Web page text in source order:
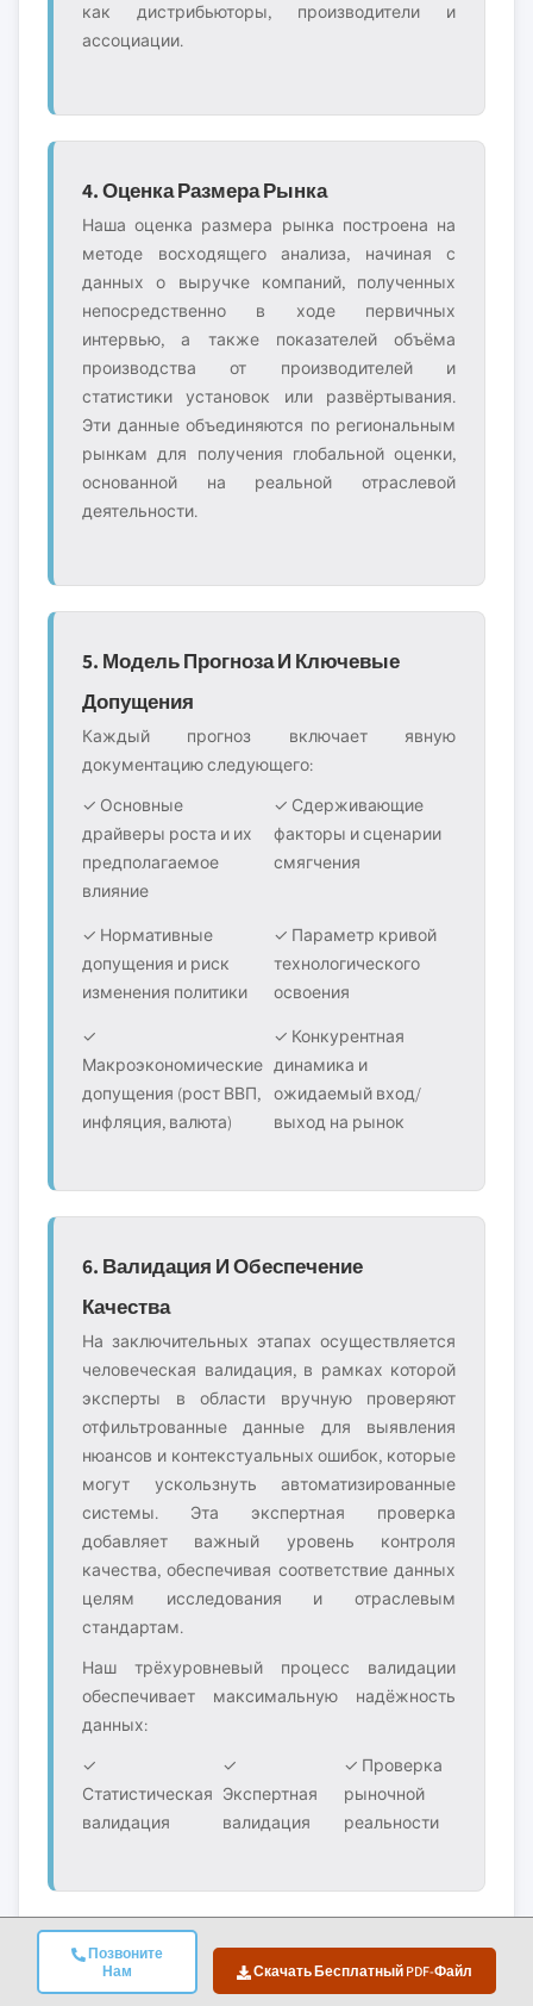
Позвоните
Нам
Скачать Бесплатный PDF-Файл
как дистрибьюторы, производители и
ассоциации.
4. Оценка Размера Рынка
Наша оценка размера рынка построена на
методе восходящего анализа, начиная с
данных о выручке компаний, полученных
непосредственно в ходе первичных
интервью, а также показателей объёма
производства от производителей и
статистики установок или развёртывания.
Эти данные объединяются по региональным
рынкам для получения глобальной оценки,
основанной на реальной отраслевой
деятельности.
5. Модель Прогноза И Ключевые
Допущения
Каждый прогноз включает явную
документацию следующего:
✓ Основные
драйверы роста и их
предполагаемое
влияние
✓ Сдерживающие
факторы и сценарии
смягчения
✓ Нормативные
допущения и риск
изменения политики
✓ Параметр кривой
технологического
освоения
✓
Макроэкономические
допущения (рост ВВП,
инфляция, валюта)
✓ Конкурентная
динамика и
ожидаемый вход/
выход на рынок
6. Валидация И Обеспечение
Качества
На заключительных этапах осуществляется
человеческая валидация, в рамках которой
эксперты в области вручную проверяют
отфильтрованные данные для выявления
нюансов и контекстуальных ошибок, которые
могут ускользнуть автоматизированные
системы. Эта экспертная проверка
добавляет важный уровень контроля
качества, обеспечивая соответствие данных
целям исследования и отраслевым
стандартам.
Наш трёхуровневый процесс валидации
обеспечивает максимальную надёжность
данных:
✓
Статистическая
валидация
✓
Экспертная
валидация
✓ Проверка
рыночной
реальности
Доверие И Достоверность
10+ A+